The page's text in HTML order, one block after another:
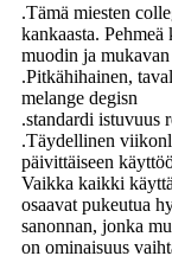
.Tämä miesten
kankaasta.
muodin ja
.Pitkähihainen,
melange degisn
.standardi istuvuus
.Täydellinen
päivittäiseen
Vaikka kaikki
osaavat pukeutua
sanonnan, jonka
on ominaisuus